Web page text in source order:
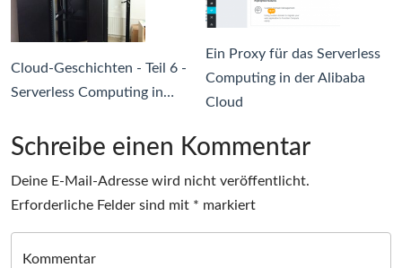
Cloud-Geschichten - Teil 6 -
Serverless Computing in…
Ein Proxy für das Serverless
Computing in der Alibaba
Cloud
Schreibe einen Kommentar
Deine E-Mail-Adresse wird nicht veröffentlicht.
Erforderliche Felder sind mit * markiert
Kommentar